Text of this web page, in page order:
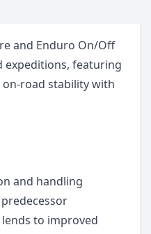
and Enduro On/Off
expeditions, featuring
road stability with
and handling
to improved